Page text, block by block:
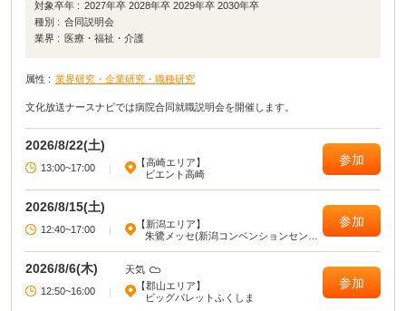
対象卒年 : 2027年卒 2028年卒 2029年卒 2030年卒
種別 : 合同説明会
業界 :
医療・福祉・介護
属性 : 業界研究・企業研究・職種研究
文化放送ナースナビでは病院合同就職説明会を開催します。
2026/8/22(土)
13:00~17:00 |
【高崎エリア】
ビエント高崎
参加
2026/8/15(土)
12:40~17:00 |
【新潟エリア】
朱鷺メッセ(新潟コンベンションセンタ
参加
2026/8/6(木)
天気
12:50~16:00
|
【郡山エリア】
ビッグパレットふくしま
参加